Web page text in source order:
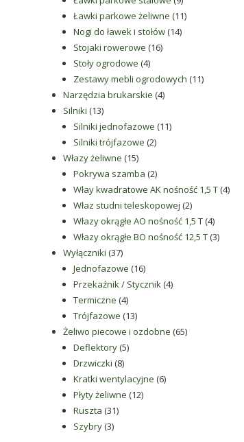
produktów
Ławki parkowe żeliwne 1111
Nogi do ławek i stołów 1414
Stojaki rowerowe 1616
Stoły ogrodowe 44
produkty
Zestawy mebli ogrodowych 1111
Narzędzia brukarskie 44
Silniki 1313
produktów
Silniki jednofazowe 1111
Silniki trójfazowe 22
Włazy żeliwne 1515
produktów
Pokrywa szamba 22
produkty
Włay kwadratowe AK nośność 1,5 T 44
Właz studni teleskopowej 22
produkty
Włazy okrągłe AO nośność 1,5 T 44
produkty
Włazy okrągłe BO nośność 12,5 T 33
Wyłączniki 3737
produktów
Jednofazowe 1616
produktów
Przekaźnik / Stycznik 44
Termiczne 44
produkty
Trójfazowe 1313
produktów
Żeliwo piecowe i ozdobne 6565
Deflektory 55
Drzwiczki 88
produktów
Kratki wentylacyjne 66
Płyty żeliwne 1212
Ruszta 3131
Szybry 33